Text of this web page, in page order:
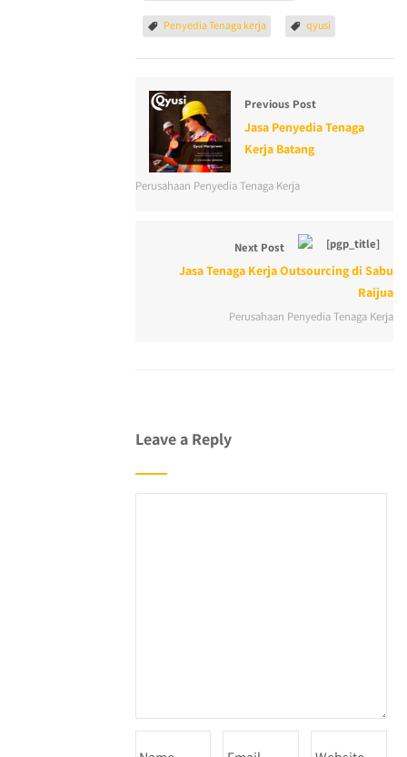
Penyedia Tenaga kerja qyusi
Previous Post
Jasa Penyedia Tenaga
Kerja Batang
Perusahaan Penyedia Tenaga Kerja
Next Post
Jasa Tenaga Kerja Outsourcing di Sabu
Raijua
Perusahaan Penyedia Tenaga Kerja
Leave a Reply